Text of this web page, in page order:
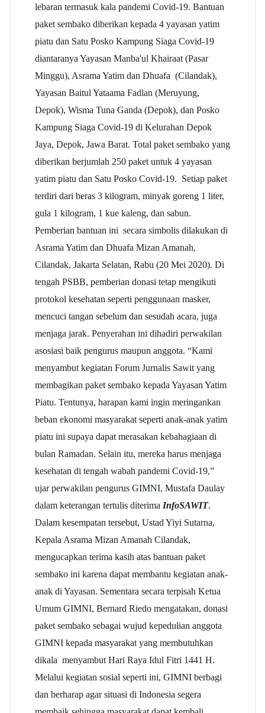
lebaran termasuk kala pandemi Covid-19. Bantuan
paket sembako diberikan kepada 4 yayasan yatim
piatu dan Satu Posko Kampung Siaga Covid-19
diantaranya Yayasan Manba'ul Khairaat (Pasar
Minggu), Asrama Yatim dan Dhuafa (Cilandak),
Yayasan Baitul Yataama Fadlan (Meruyung,
Depok), Wisma Tuna Ganda (Depok), dan Posko
Kampung Siaga Covid-19 di Kelurahan Depok
Jaya, Depok, Jawa Barat. Total paket sembako yang
diberikan berjumlah 250 paket untuk 4 yayasan
yatim piatu dan Satu Posko Covid-19. Setiap paket
terdiri dari beras 3 kilogram, minyak goreng 1 liter,
gula 1 kilogram, 1 kue kaleng, dan sabun.
Pemberian bantuan ini secara simbolis dilakukan di
Asrama Yatim dan Dhuafa Mizan Amanah,
Cilandak, Jakarta Selatan, Rabu (20 Mei 2020). Di
tengah PSBB, pemberian donasi tetap mengikuti
protokol kesehatan seperti penggunaan masker,
mencuci tangan sebelum dan sesudah acara, juga
menjaga jarak. Penyerahan ini dihadiri perwakilan
asosiasi baik pengurus maupun anggota. “Kami
menyambut kegiatan Forum Jurnalis Sawit yang
membagikan paket sembako kepada Yayasan Yatim
Piatu. Tentunya, harapan kami ingin meringankan
beban ekonomi masyarakat seperti anak-anak yatim
piatu ini supaya dapat merasakan kebahagiaan di
bulan Ramadan. Selain itu, mereka harus menjaga
kesehatan di tengah wabah pandemi Covid-19,”
ujar perwakilan pengurus GIMNI, Mustafa Daulay
dalam keterangan tertulis diterima InfoSAWIT.
Dalam kesempatan tersebut, Ustad Yiyi Sutarna,
Kepala Asrama Mizan Amanah Cilandak,
mengucapkan terima kasih atas bantuan paket
sembako ini karena dapat membantu kegiatan anak-
anak di Yayasan. Sementara secara terpisah Ketua
Umum GIMNI, Bernard Riedo mengatakan, donasi
paket sembako sebagai wujud kepedulian anggota
GIMNI kepada masyarakat yang membutuhkan
dikala menyambut Hari Raya Idul Fitri 1441 H.
Melalui kegiatan sosial seperti ini, GIMNI berbagi
dan berharap agar situasi di Indonesia segera